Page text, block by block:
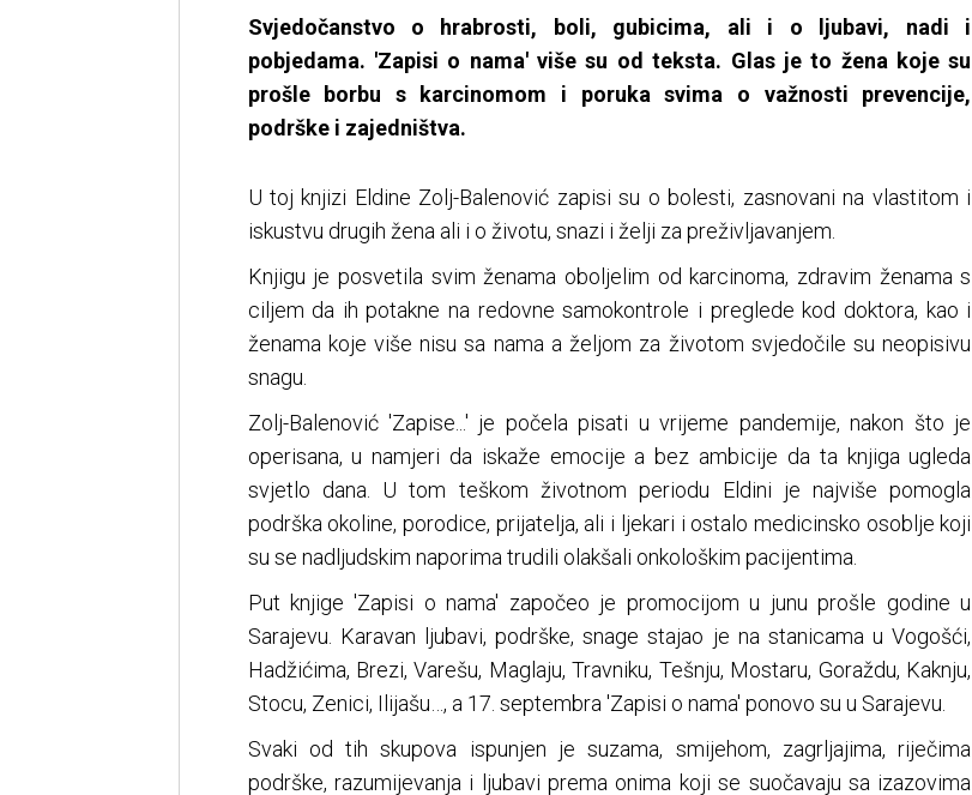
Svjedočanstvo o hrabrosti, boli, gubicima, ali i o ljubavi, nadi i
pobjedama. 'Zapisi o nama' više su od teksta. Glas je to žena koje su
prošle borbu s karcinomom i poruka svima o važnosti prevencije,
podrške i zajedništva.
U toj knjizi Eldine Zolj-Balenović zapisi su o bolesti, zasnovani na vlastitom i
iskustvu drugih žena ali i o životu, snazi i želji za preživljavanjem.
Knjigu je posvetila svim ženama oboljelim od karcinoma, zdravim ženama s
ciljem da ih potakne na redovne samokontrole i preglede kod doktora, kao i
ženama koje više nisu sa nama a željom za životom svjedočile su neopisivu
snagu.
Zolj-Balenović 'Zapise...' je počela pisati u vrijeme pandemije, nakon što je
operisana, u namjeri da iskaže emocije a bez ambicije da ta knjiga ugleda
svjetlo dana. U tom teškom životnom periodu Eldini je najviše pomogla
podrška okoline, porodice, prijatelja, ali i ljekari i ostalo medicinsko osoblje koji
su se nadljudskim naporima trudili olakšali onkološkim pacijentima.
Put knjige 'Zapisi o nama' započeo je promocijom u junu prošle godine u
Sarajevu. Karavan ljubavi, podrške, snage stajao je na stanicama u Vogošći,
Hadžićima, Brezi, Varešu, Maglaju, Travniku, Tešnju, Mostaru, Goraždu, Kaknju,
Stocu, Zenici, Ilijašu…, a 17. septembra 'Zapisi o nama' ponovo su u Sarajevu.
Svaki od tih skupova ispunjen je suzama, smijehom, zagrljajima, riječima
podrške, razumijevanja i ljubavi prema onima koji se suočavaju sa izazovima